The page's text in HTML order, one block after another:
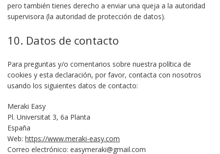
pero también tienes derecho a enviar una queja a la autoridad
supervisora (la autoridad de protección de datos).
10. Datos de contacto
Para preguntas y/o comentarios sobre nuestra política de
cookies y esta declaración, por favor, contacta con nosotros
usando los siguientes datos de contacto:
Meraki Easy
Pl. Universitat 3, 6a Planta
España
Web: https://www.meraki-easy.com
Correo electrónico: easymeraki@gmail.com